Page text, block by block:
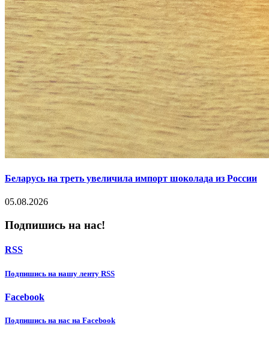
Беларусь на треть увеличила импорт шоколада из России
05.08.2026
Подпишись на нас!
RSS
Подпишиcь на нашу ленту RSS
Facebook
Подпишиcь на нас на Facebook